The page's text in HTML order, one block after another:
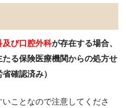
及び口腔外科が存在する場合、
る保険医療機関からの処方せ
確認済み）
ことなので注意してくださ